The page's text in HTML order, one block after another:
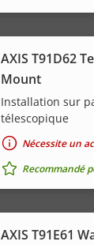
AXIS T91D62
Mount
Installation sur
télescopique
Nécessite un
Recommandé
AXIS T91E61